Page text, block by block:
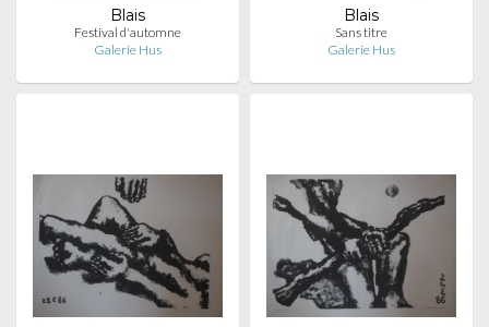
Blais
Festival d'automne
Galerie Hus
Blais
Sans titre
Galerie Hus